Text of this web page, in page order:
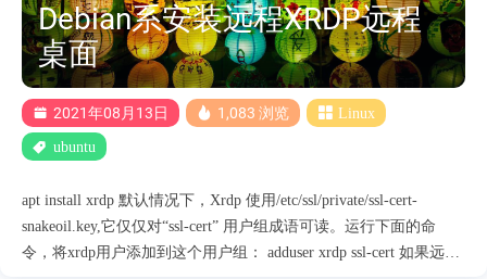
Debian系安装远程XRDP远程
桌面
2021年08月13日 1,083 浏览 Linux
ubuntu
apt install xrdp 默认情况下，Xrdp 使用/etc/ssl/private/ssl-cert-
snakeoil.key,它仅仅对“ssl-cert” 用户组成语可读。运行下面的命
令，将xrdp用户添加到这个用户组： adduser xrdp ssl-cert 如果远程